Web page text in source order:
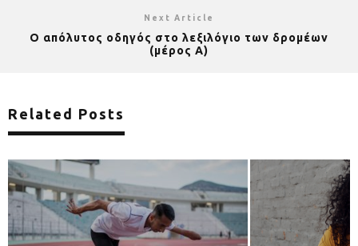
Next Article
Ο απόλυτος οδηγός στο λεξιλόγιο των δρομέων
(μέρος Α)
Related Posts